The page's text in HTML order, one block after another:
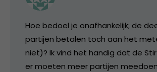
Hoe bedoel je onafhankelijk; de
partijen betalen toch aan het
niet)? Ik vind het handig dat de
er moeten meer partijen